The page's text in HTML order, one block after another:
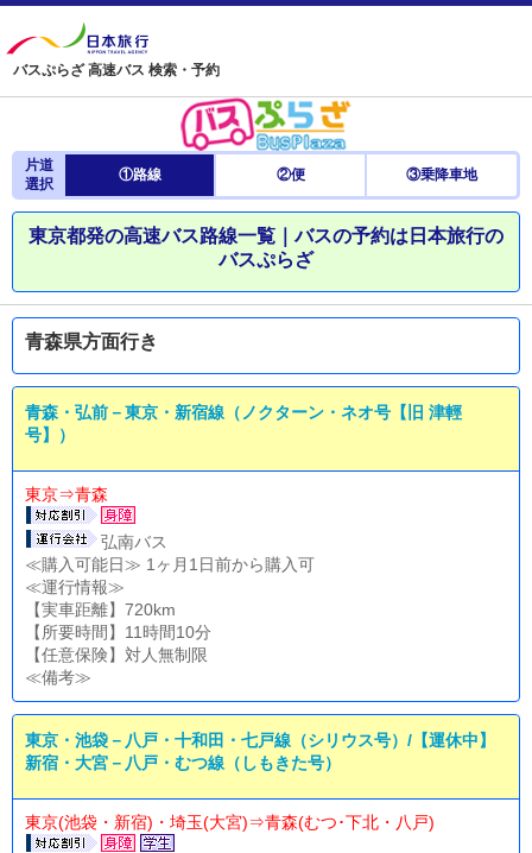
バスぷらざ 高速バス 検索・予約
片道
選択
①路線 ②便 ③乗降車地
東京都発の高速バス路線一覧｜バスの予約は日本旅行の
バスぷらざ
青森県方面行き
青森・弘前－東京・新宿線（ノクターン・ネオ号【旧 津輕
号】）
東京⇒青森
弘南バス
≪購入可能日≫ 1ヶ月1日前から購入可
≪運行情報≫
【実車距離】720km
【所要時間】11時間10分
【任意保険】対人無制限
≪備考≫
東京・池袋－八戸・十和田・七戸線（シリウス号）/【運休中】
新宿・大宮－八戸・むつ線（しもきた号）
東京(池袋・新宿)・埼玉(大宮)⇒青森(むつ･下北・八戸)